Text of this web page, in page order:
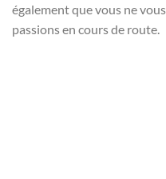
également que vous ne
passions en cours de route.